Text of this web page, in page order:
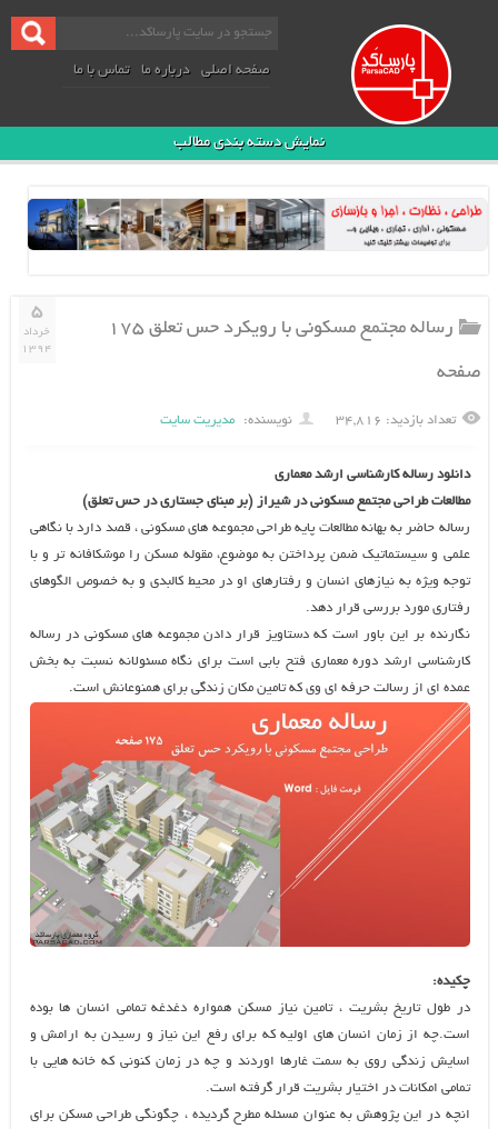
صفحه اصلی درباره ما تماس با ما
نمایش دسته بندی مطالب
۵
خرداد
۱۳۹۴
رساله مجتمع مسکونی با رویکرد حس تعلق ۱۷۵
صفحه
تعداد بازدید: ۳۴,۸۱۶ نویسنده: مدیریت سایت
دانلود رساله کارشناسی ارشد معماری
مطالعات طراحی مجتمع مسکونی در شیراز (بر مبنای جستاری در حس تعلق)
رساله حاضر به بهانه مطالعات پایه طراحی مجموعه های مسکونی ، قصد دارد با نگاهی
علمی و سیستماتیک ضمن پرداختن به موضوع، مقوله مسکن را موشکافانه تر و با
توجه ویژه به نیازهای انسان و رفتارهای او در محیط کالبدی و به خصوص الگوهای
رفتاری مورد بررسی قرار دهد.
نگارنده بر این باور است که دستاویز قرار دادن مجموعه های مسکونی در رساله
کارشناسی ارشد دوره معماری فتح بابی است برای نگاه مسئولانه نسبت به بخش
عمده ای از رسالت حرفه ای وی که تامین مکان زندگی برای همنوعانش است.
چکیده:
در طول تاریخ بشریت ، تامین نیاز مسکن همواره دغدغه تمامی انسان ها بوده
است.چه از زمان انسان های اولیه که برای رفع این نیاز و رسیدن به ارامش و
اسایش زندگی روی به سمت غارها اوردند و چه در زمان کنونی که خانه هایی با
تمامی امکانات در اختیار بشریت قرار گرفته است.
انچه در این پژوهش به عنوان مسئله مطرح گردیده ، چگونگی طراحی مسکن برای